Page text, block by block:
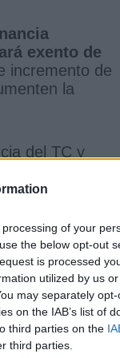
of your
the below opt-out
is processed
utilized by us
may separately
on the IAB’s list of
third parties on the
third parties.
exento de
incremento de
la
del TC y
práctica,
a un
en el